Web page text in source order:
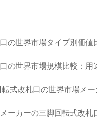
の世界市場タイプ別価値
の世界市場規模比較：用
転式改札口の世界市場メ
ーカーの三脚回転式改札